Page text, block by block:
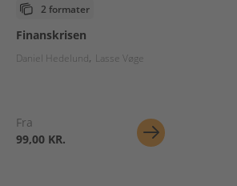
2 formater
Finanskrisen
Daniel Hedelund Lasse Vøge
Fra
99,00 KR.